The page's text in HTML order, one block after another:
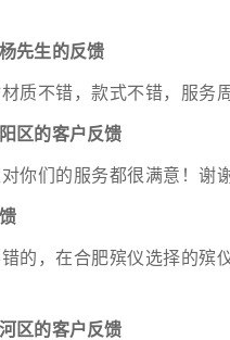
先生的反馈
质不错，款式不错，服务
区的客户反馈
你们的服务都很满意！谢
的，在合肥殡仪选择的殡
区的客户反馈